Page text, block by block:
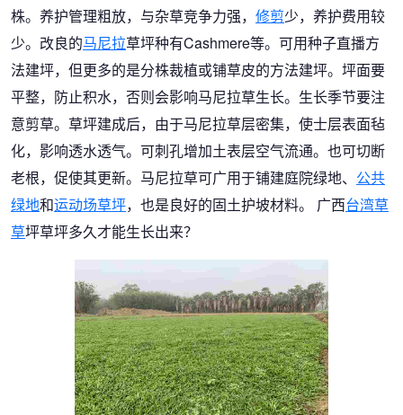
株。养护管理粗放，与杂草竞争力强， 修剪少，养护费用较
少。改良的马尼拉草坪种有Cashmere等。可用种子直播方
法建坪，但更多的是分株裁植或铺草皮的方法建坪。坪面要
平整，防止积水，否则会影响马尼拉草生长。生长季节要注
意剪草。草坪建成后，由于马尼拉草层密集，使士层表面毡
化，影响透水透气。可刺孔增加土表层空气流通。也可切断
老根，促使其更新。马尼拉草可广用于铺建庭院绿地、 公共
绿地和运动场草坪，也是良好的固土护坡材料。 广西台湾草
草坪草坪多久才能生长出来？